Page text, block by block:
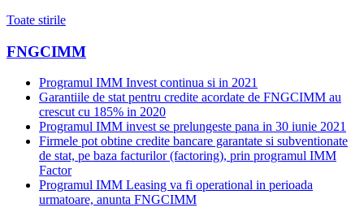
Toate stirile
FNGCIMM
Programul IMM Invest continua si in 2021
Garantiile de stat pentru credite acordate de FNGCIMM au
crescut cu 185% in 2020
Programul IMM invest se prelungeste pana in 30 iunie 2021
Firmele pot obtine credite bancare garantate si subventionate
de stat, pe baza facturilor (factoring), prin programul IMM
Factor
Programul IMM Leasing va fi operational in perioada
urmatoare, anunta FNGCIMM